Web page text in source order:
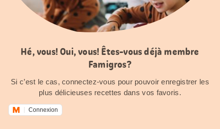
Hé, vous! Oui, vous! Êtes-vous déjà membre
Famigros?
Si c’est le cas, connectez-vous pour pouvoir enregistrer les
plus délicieuses recettes dans vos favoris.
Connexion